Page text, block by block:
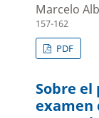
Marcelo
157-162
PDF
Sobre